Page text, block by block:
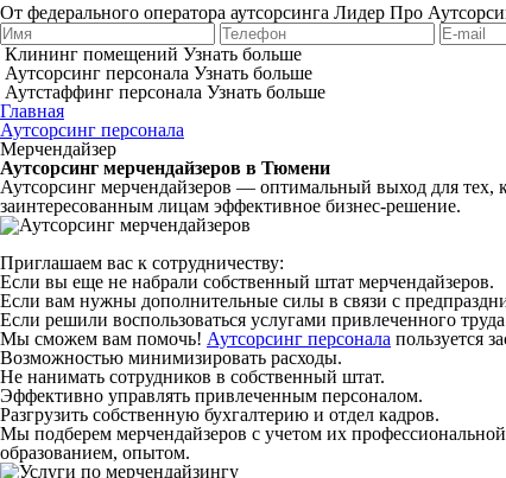
От федерального оператора аутсорсинга Лидер Про
Клининг помещений Узнать больше
Аутсорсинг персонала Узнать больше
Аутстаффинг персонала Узнать больше
Главная
Аутсорсинг персонала
Мерчендайзер
Аутсорсинг мерчендайзеров в Тюмени
Аутсорсинг мерчендайзеров — оптимальный выход для
заинтересованным лицам эффективное бизнес-решение.
Приглашаем вас к сотрудничеству:
Если вы еще не набрали собственный штат мерчендайзеров.
Если вам нужны дополнительные силы в связи с
Если решили воспользоваться услугами привлеченного
Мы сможем вам помочь! Аутсорсинг персонала пользуется
Возможностью минимизировать расходы.
Не нанимать сотрудников в собственный штат.
Эффективно управлять привлеченным персоналом.
Разгрузить собственную бухгалтерию и отдел кадров.
Мы подберем мерчендайзеров с учетом их
образованием, опытом.